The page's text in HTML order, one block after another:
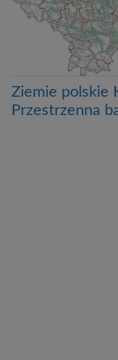
Ziemie polskie
Przestrzenna